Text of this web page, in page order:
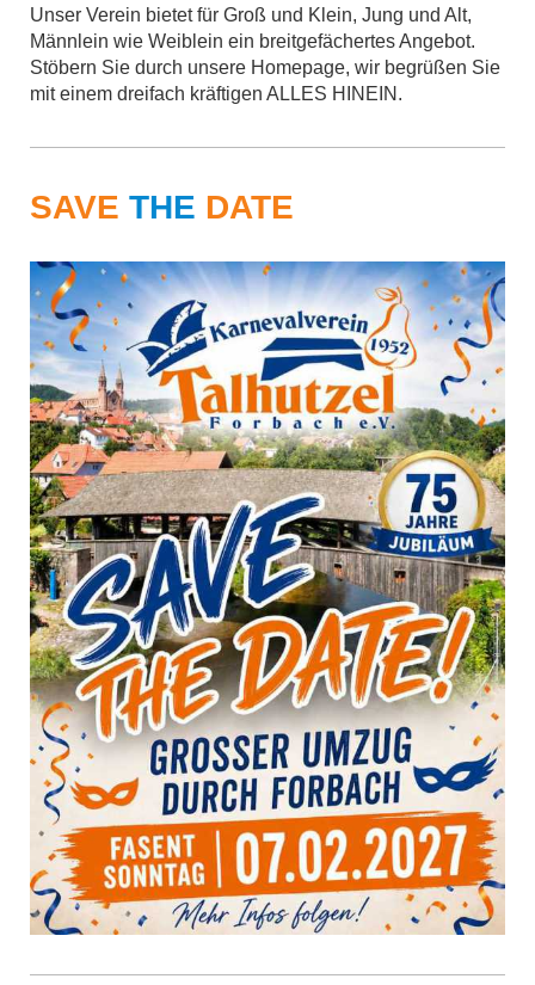
Unser Verein bietet für Groß und Klein, Jung und Alt,
Männlein wie Weiblein ein breitgefächertes Angebot.
Stöbern Sie durch unsere Homepage, wir begrüßen Sie
mit einem dreifach kräftigen ALLES HINEIN.
SAVE THE DATE